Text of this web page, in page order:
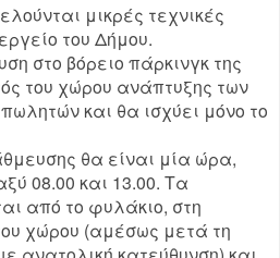
μικρές τεχνικές
του Δήμου.
στο βόρειο πάρκινγκ της
του χώρου ανάπτυξης των
και θα ισχύει μόνο το
θα είναι μία ώρα,
08.00 και 13.00. Τα
από το φυλάκιο, στη
χώρου (αμέσως μετά τη